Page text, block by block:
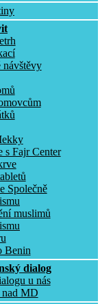
návštěvy
s Fajr Center
Společně
muslimů
Benin
dialog
u nás
nad MD